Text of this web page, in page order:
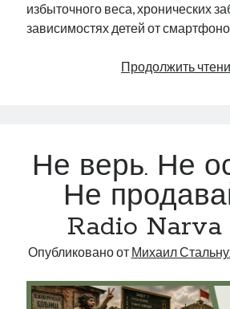
избыточного веса, хронических
зависимостях детей от
Продолжить
Не верь. Не
Не
Radio
Опубликовано от Михаил